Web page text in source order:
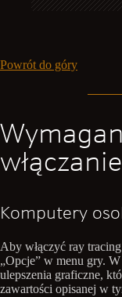
Powrót do góry
Komputery
Aby włączyć ray
„Opcje” w menu gry.
ulepszenia graficzne,
zawartości opisanej w